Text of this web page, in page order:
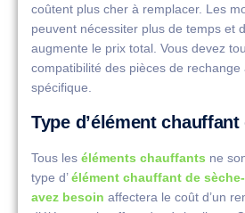
coûtent plus cher à remplacer. Les
peuvent nécessiter plus de temps et
augmente le prix total. Vous devez
compatibilité des pièces de rechange
spécifique.
Type d’élément
Tous les éléments chauffants ne
type d’élément chauffant de
avez besoin affectera le coût d’un